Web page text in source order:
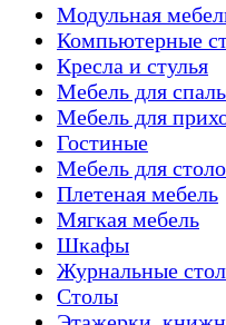
Модульная
Компьютерные
Кресла и стулья
Мебель для
Мебель для
Гостиные
Мебель для
Плетеная мебель
Мягкая мебель
Шкафы
Журнальные
Столы